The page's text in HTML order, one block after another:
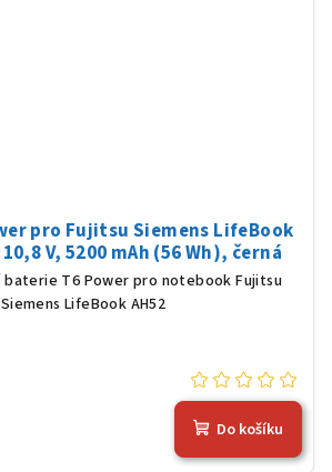
pro Fujitsu Siemens LifeBook
V, 5200 mAh (56 Wh), černá
baterie T6 Power pro notebook Fujitsu
Siemens LifeBook AH52
Do košíku